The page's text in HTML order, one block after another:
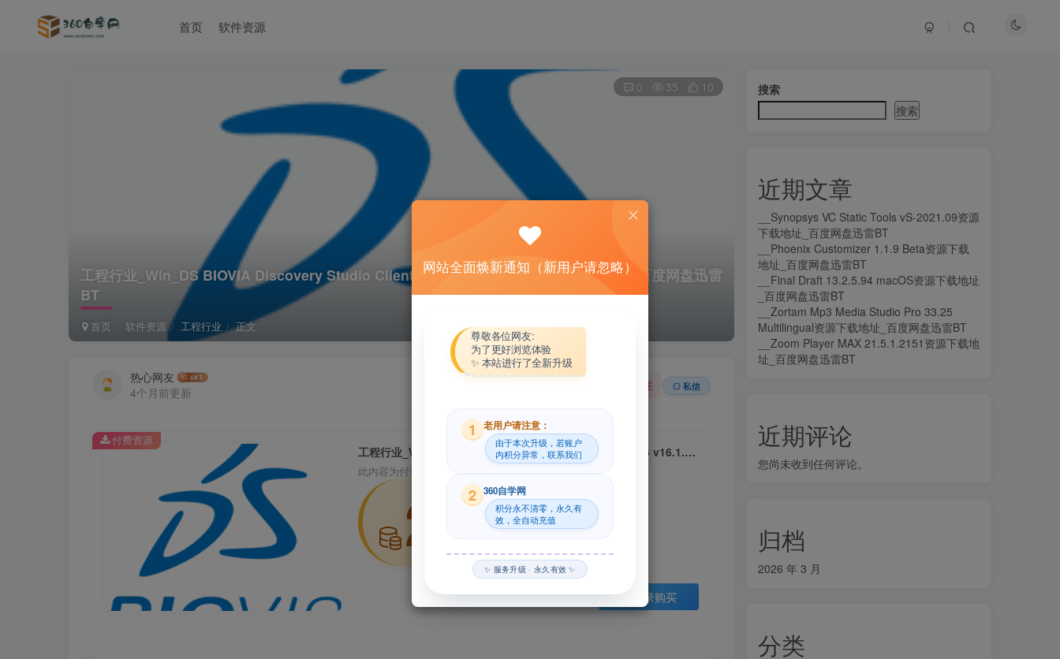
首页 软件资源
工程行业_Win_DS BIOVIA Discovery Studio Client 2016 v16.1.0.15350资源下载地址_百度网盘迅雷
BT
首页 软件资源 工程行业 正文
0 35 10
热心网友
4个月前更新
关注 私信
工程行业_Win_DS BIOVIA Discovery Studio Client 2016 v16.1.0.15350资源下载地址_百度网盘迅雷BT
此内容为付费资源，请付费后查看
29
登录购买
付费资源
搜索
搜索
近期文章
__Synopsys VC Static Tools vS-2021.09资源
下载地址_百度网盘迅雷BT
__Phoenix Customizer 1.1.9 Beta资源下载
地址_百度网盘迅雷BT
__Final Draft 13.2.5.94 macOS资源下载地址
_百度网盘迅雷BT
__Zortam Mp3 Media Studio Pro 33.25
Multilingual资源下载地址_百度网盘迅雷BT
__Zoom Player MAX 21.5.1.2151资源下载地
址_百度网盘迅雷BT
近期评论
您尚未收到任何评论。
归档
2026 年 3 月
分类
网站全面焕新通知（新用户请忽略）
尊敬各位网友:
为了更好浏览体验
✨ 本站进行了全新升级
1 老用户请注意：
由于本次升级，若账户
内积分异常，联系我们
2 360自学网
积分永不清零，永久有
效，全自动充值
✨ 服务升级 · 永久有效 ✨